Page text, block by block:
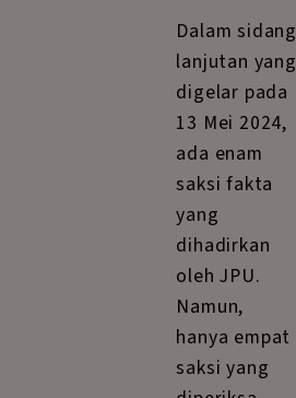
Dalam sidang
lanjutan yang
digelar pada
13 Mei 2024,
ada enam
saksi fakta
yang
dihadirkan
oleh JPU.
Namun,
hanya empat
saksi yang